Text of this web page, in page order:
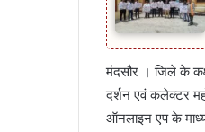
मंदसौर । जिले के
दर्शन एवं कलेक्टर
ऑनलाइन एप के